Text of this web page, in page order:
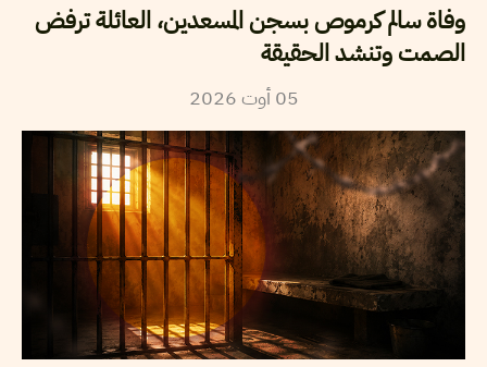
وفاة سالم كرموص بسجن المسعدين، العائلة ترفض
الصمت وتنشد الحقيقة
05 أوت2026